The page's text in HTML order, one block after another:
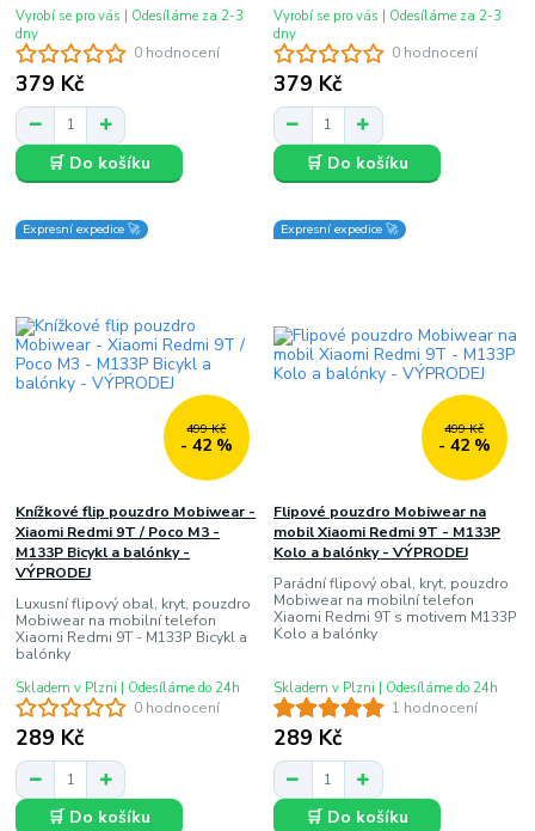
0 hodnocení
379 Kč
Vyrobí se pro vás | Odesíláme za 2-3
dny
🛒 Do košíku
0 hodnocení
379 Kč
Vyrobí se pro vás | Odesíláme za 2-3
dny
🛒 Do košíku
Expresní expedice 🚀
499 Kč
- 42 %
0 hodnocení
Knížkové flip pouzdro Mobiwear -
Xiaomi Redmi 9T / Poco M3 -
M133P Bicykl a balónky -
VÝPRODEJ
Luxusní flipový obal, kryt, pouzdro
Mobiwear na mobilní telefon
Xiaomi Redmi 9T - M133P Bicykl a
balónky
289 Kč
Skladem v Plzni | Odesíláme do 24h
🛒 Do košíku
Expresní expedice 🚀
499 Kč
- 42 %
1 hodnocení
Flipové pouzdro Mobiwear na
mobil Xiaomi Redmi 9T - M133P
Kolo a balónky - VÝPRODEJ
Parádní flipový obal, kryt, pouzdro
Mobiwear na mobilní telefon
Xiaomi Redmi 9T s motivem M133P
Kolo a balónky
289 Kč
Skladem v Plzni | Odesíláme do 24h
🛒 Do košíku